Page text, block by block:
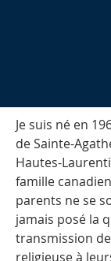
Je suis né en
de Sainte-
Hautes-
famille
parents ne se
jamais posé la
transmission
religieuse à